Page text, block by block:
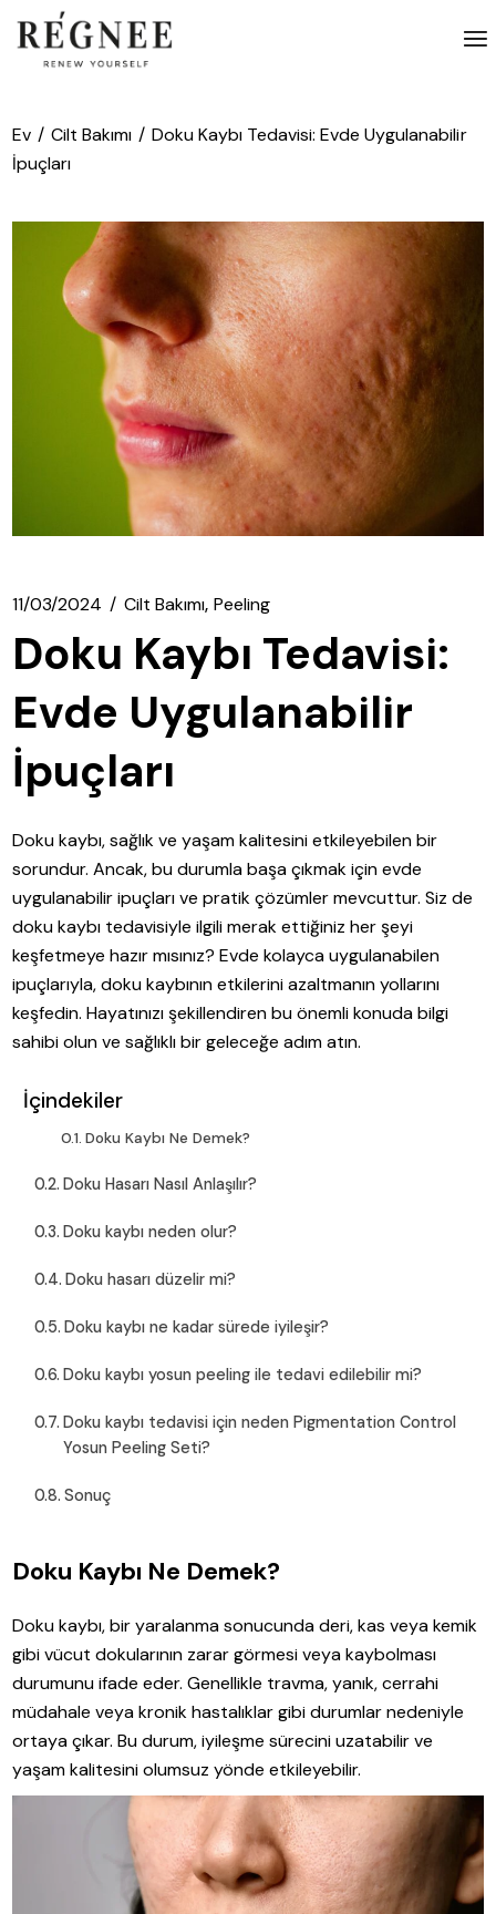
atla
Ev Cilt Bakımı
Doku Kaybı Tedavisi: Evde Uygulanabilir
İpuçları
11/03/2024 Cilt Bakımı Peeling
Doku Kaybı Tedavisi:
Evde Uygulanabilir
İpuçları
Doku kaybı, sağlık ve yaşam kalitesini etkileyebilen bir
sorundur. Ancak, bu durumla başa çıkmak için evde
uygulanabilir ipuçları ve pratik çözümler mevcuttur. Siz de
doku kaybı tedavisiyle ilgili merak ettiğiniz her şeyi
keşfetmeye hazır mısınız? Evde kolayca uygulanabilen
ipuçlarıyla, doku kaybının etkilerini azaltmanın yollarını
keşfedin. Hayatınızı şekillendiren bu önemli konuda bilgi
sahibi olun ve sağlıklı bir geleceğe adım atın.
İçindekiler
Doku Kaybı Ne Demek?
Doku Hasarı Nasıl Anlaşılır?
Doku kaybı neden olur?
Doku hasarı düzelir mi?
Doku kaybı ne kadar sürede iyileşir?
Doku kaybı yosun peeling ile tedavi edilebilir mi?
Doku kaybı tedavisi için neden Pigmentation Control
Yosun Peeling Seti?
Sonuç
Doku Kaybı Ne Demek?
Doku kaybı, bir yaralanma sonucunda deri, kas veya kemik
gibi vücut dokularının zarar görmesi veya kaybolması
durumunu ifade eder. Genellikle travma, yanık, cerrahi
müdahale veya kronik hastalıklar gibi durumlar nedeniyle
ortaya çıkar. Bu durum, iyileşme sürecini uzatabilir ve
yaşam kalitesini olumsuz yönde etkileyebilir.